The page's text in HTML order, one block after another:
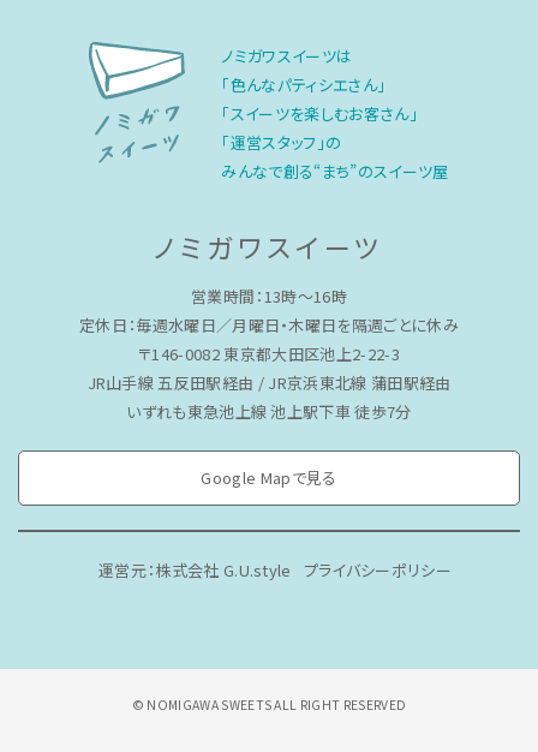
ノミガワスイーツは
「色んなパティシエさん」
「スイーツを楽しむお客さん」
「運営スタッフ」の
みんなで創る“まち”のスイーツ屋
ノミガワスイーツ
営業時間：13時〜16時
定休日：毎週水曜日／月曜日・木曜日を隔週ごとに休み
〒146-0082 東京都大田区池上2-22-3
JR山手線 五反田駅経由 / JR京浜東北線 蒲田駅経由
いずれも東急池上線 池上駅下車 徒歩7分
Google Mapで見る
運営元：株式会社 G.U.style プライバシーポリシー
© NOMIGAWA SWEETS ALL RIGHT RESERVED